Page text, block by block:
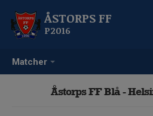
Matcher
ÅSTORPS FF
P2016
Åstorps FF Blå -